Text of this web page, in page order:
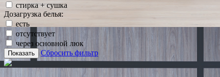
стирка + сушка
Дозагрузка белья:
есть
отсутствует
через основной люк
Показать Сбросить фильтр